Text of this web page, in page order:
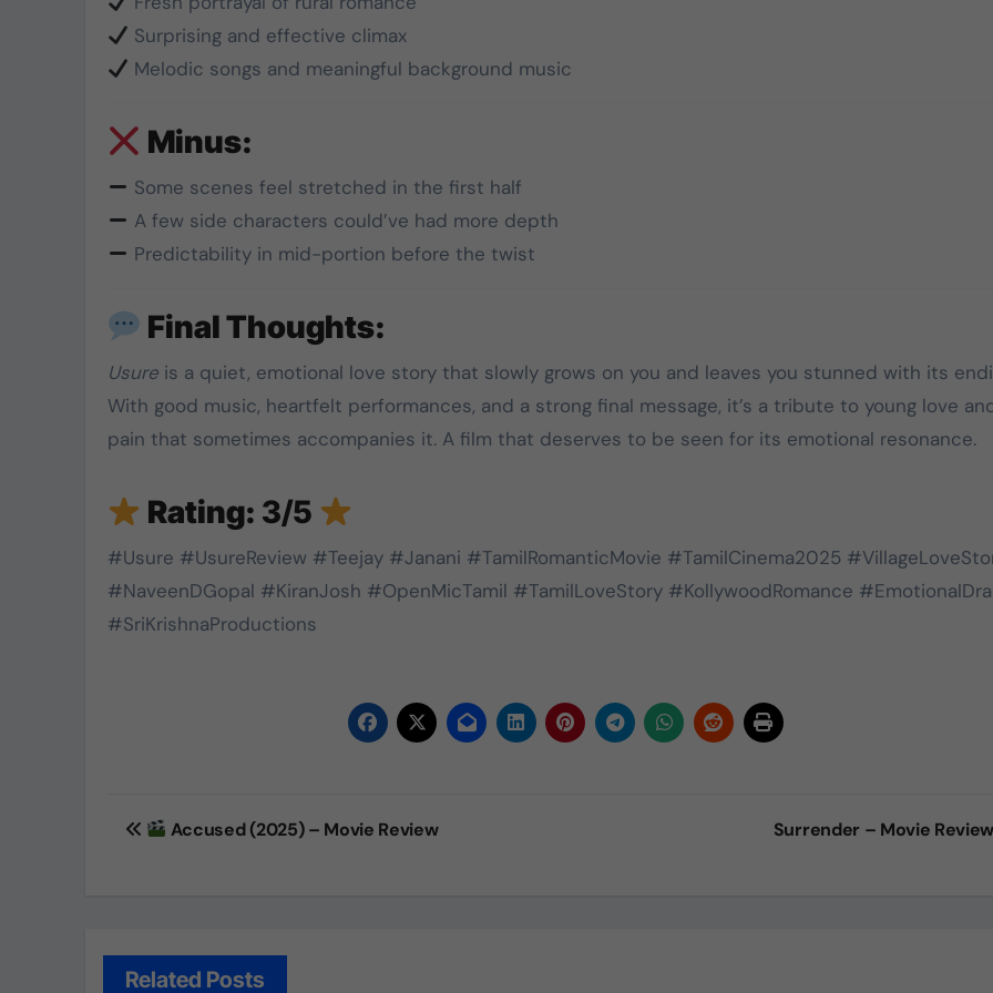
Surprising and effective climax
Melodic songs and meaningful background music
Minus:
Some scenes feel stretched in the first half
A few side characters could’ve had more depth
Predictability in mid-portion before the twist
Final Thoughts:
Usureis a quiet, emotional love story that slowly grows on you and leaves you stunned with its
With good music, heartfelt performances, and a strong final message, it’s a tribute to young love
pain that sometimes accompanies it. A film that deserves to be seen for its emotional resonance.
Rating: 3/5
#Usure #UsureReview #Teejay #Janani #TamilRomanticMovie #TamilCinema2025
#NaveenDGopal #KiranJosh #OpenMicTamil #TamilLoveStory #KollywoodRomance
#SriKrishnaProductions
PostAccused (2025) – Movie Review Surrender – Movie Review
Related Posts